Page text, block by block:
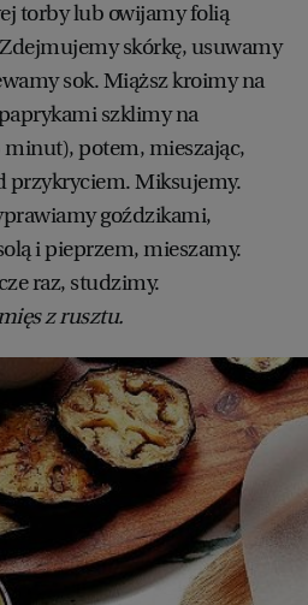
torby lub owijamy folią
skórkę, usuwamy
sok. Miąższ kroimy na
szklimy na
potem, mieszając,
przykryciem. Miksujemy.
goździkami,
i pieprzem, mieszamy.
raz, studzimy.
z rusztu.